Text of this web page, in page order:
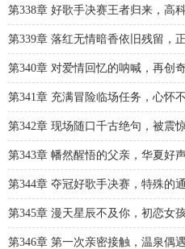
第338章 好歌手决赛王者归来，高
第339章 落红无情暗香依旧残留，
第340章 对爱情回忆的呐喊，再创
第341章 充满冒险临场任务，心怀
第342章 现场随口千古绝句，被震
第343章 幡然醒悟的父亲，华夏好
第344章 夺冠好歌手决赛，特殊的
第345章 漫天星辰不及你，初恋女
第346章 第一次亲密接触，温泉偶